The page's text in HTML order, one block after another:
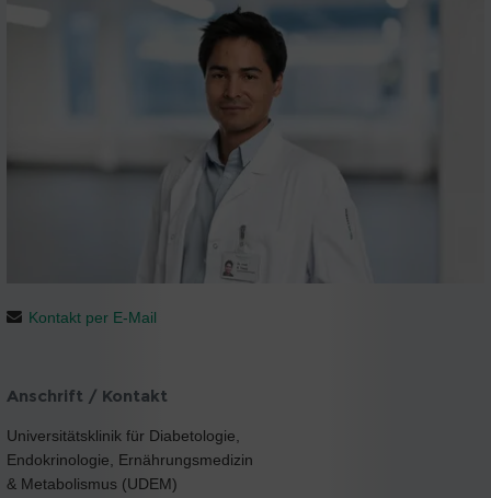
Kontakt per E-Mail
Anschrift / Kontakt
Universitätsklinik für Diabetologie,
Endokrinologie, Ernährungsmedizin
& Metabolismus (UDEM)